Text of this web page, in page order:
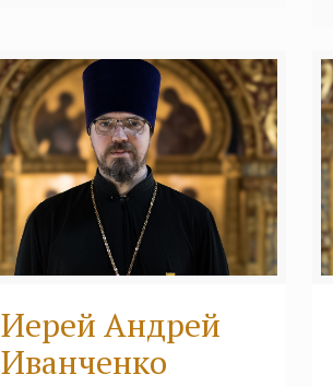
Иерей Андрей
Иванченко